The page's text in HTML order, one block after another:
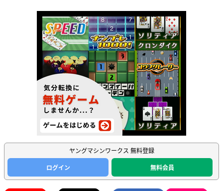
ヤングマシンワークス 無料登録
ログイン
無料会員